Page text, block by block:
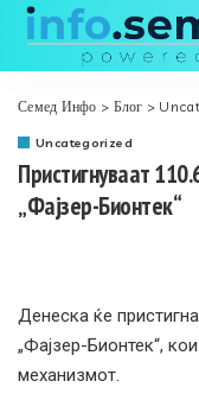
Семед Инфо > Блог >
Uncategorized
Пристигнуваат
„Фајзер-Бионтек“
Денеска ќе
„Фајзер-Бионтек“,
механизмот.